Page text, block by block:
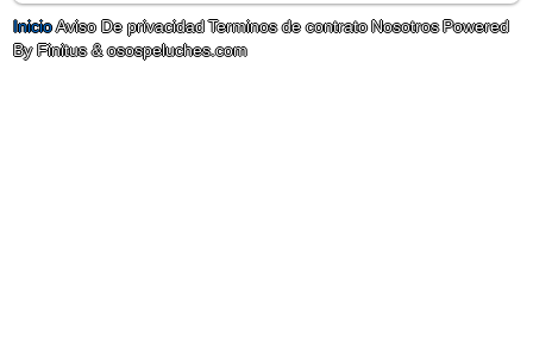
InicioAviso De privacidad Terminos de contratoNosotrosPowered
By Finitus & osospeluches.com